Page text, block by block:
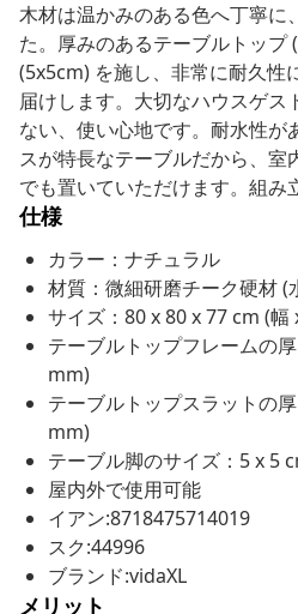
木材は温かみのある色へ丁寧に
た。厚みのあるテーブルトップ
(5x5cm) を施し、非常に耐久性
届けします。大切なハウスゲス
ない、使い心地です。耐水性が
スが特長なテーブルだから、室
でも置いていただけます。組み
仕様
カラー：ナチュラル
材質：微細研磨チーク硬材 (
サイズ：80 x 80 x 77 cm (幅
テーブルトップフレームの
mm)
テーブルトップスラットの
mm)
テーブル脚のサイズ：5 x 5
屋内外で使用可能
イアン:8718475714019
スク:44996
ブランド:vidaXL
メリット